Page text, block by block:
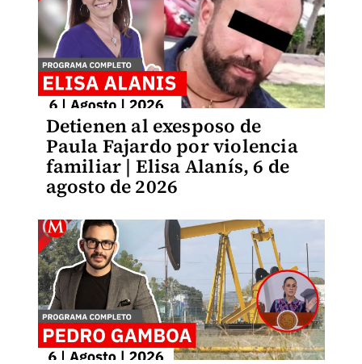
Detienen al exesposo de
Paula Fajardo por violencia
familiar | Elisa Alanís, 6 de
agosto de 2026